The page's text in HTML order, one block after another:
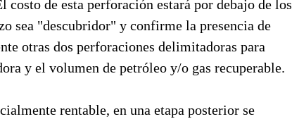
de esta perforación estará por debajo de los
sea "descubridor" y confirme la presencia de
otras dos perforaciones delimitadoras para
y el volumen de petróleo y/o gas recuperable.
rentable, en una etapa posterior se